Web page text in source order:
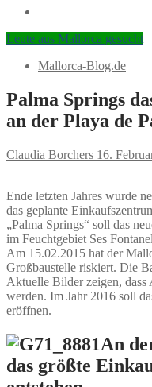
Leute aus Mallorca gesucht
Mallorca-Blog.de
Palma Springs
an der Playa de
Claudia Borchers 16.
Ende letzten Jahres wurde
das geplante
„Palma Springs“ soll das
im Feuchtgebiet Ses
Am 15.02.2015 hat der
Großbaustelle riskiert. Die
Aktuelle Bilder zeigen, dass
werden. Im Jahr 2016 soll
eröffnen.
An
das größte